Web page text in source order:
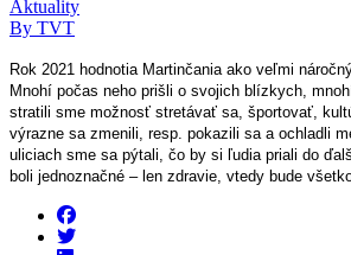
Aktuality
By TVT
Rok 2021 hodnotia Martinčania ako veľmi nároč
Mnohí počas neho priš li o svojich blízkych,
stratili sme možnosť stretávať sa, športovať ,
výrazne sa zmenili, resp. pokazili sa a ochladli
uliciach sme sa pýtali, čo by si ľudia priali do ďal š
boli jednoznačné – len zdravie, vtedy bude vš